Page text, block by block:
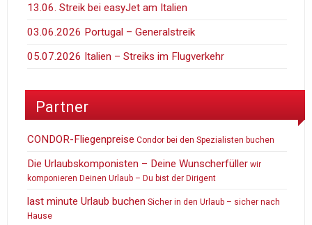
13.06. Streik bei easyJet am Italien
03.06.2026 Portugal – Generalstreik
05.07.2026 Italien – Streiks im Flugverkehr
Partner
CONDOR-Fliegenpreise Condor bei den Spezialisten buchen
Die Urlaubskomponisten – Deine Wunscherfüller wir
komponieren Deinen Urlaub – Du bist der Dirigent
last minute Urlaub buchen Sicher in den Urlaub – sicher nach
Hause